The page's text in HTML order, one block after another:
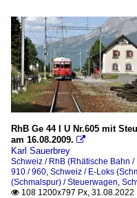
RhB Ge 44 I U Nr.605 mit
am 16.08.2009. 
Karl Sauerbrey
Schweiz / RhB (Rhätische Bahn
910 / 960, Schweiz / E-Loks
(Schmalspur) / Steuerwagen,
 108 1200x797 Px, 31.08.2022